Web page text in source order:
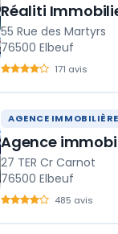
Réaliti
55 Rue des Martyrs
76500 Elbeuf
171 avis
AGENCE IMMOBILIÈRE
Agence
27 TER Cr Carnot
76500 Elbeuf
485 avis